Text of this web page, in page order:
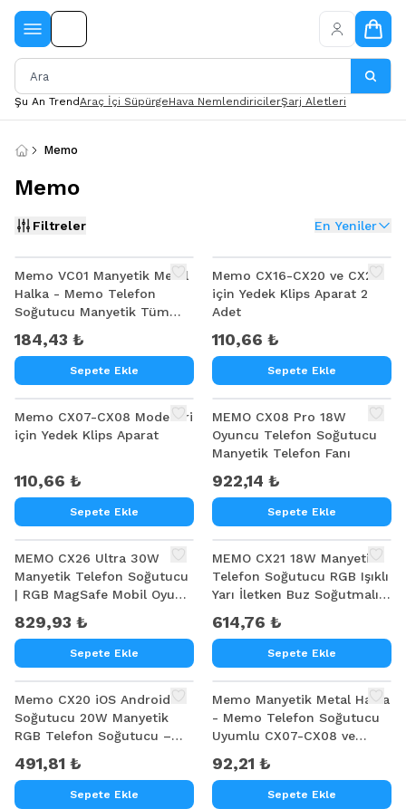
Şu An TrendAraç İçi SüpürgeHava NemlendiricilerŞarj Aletleri
Memo
Memo
Filtreler En Yeniler
Memo VC01 Manyetik Metal
Halka - Memo Telefon
Soğutucu Manyetik Tüm
184,43 ₺
Sepete Ekle
Memo CX16-CX20 ve CX21
için Yedek Klips Aparat 2
Adet
110,66 ₺
Sepete Ekle
Memo CX07-CX08 Modelleri
için Yedek Klips Aparat
110,66 ₺
Sepete Ekle
MEMO CX08 Pro 18W
Oyuncu Telefon Soğutucu
Manyetik Telefon Fanı
922,14 ₺
Sepete Ekle
MEMO CX26 Ultra 30W
Manyetik Telefon Soğutucu
| RGB MagSafe Mobil Oyun
Destekli
829,93 ₺
Sepete Ekle
MEMO CX21 18W Manyetik
Telefon Soğutucu RGB Işıklı
Yarı İletken Buz Soğutmalı
614,76 ₺
Sepete Ekle
Memo CX20 iOS Android
Soğutucu 20W Manyetik
RGB Telefon Soğutucu –
Fan Soğutma
491,81 ₺
Sepete Ekle
Memo Manyetik Metal Halka
- Memo Telefon Soğutucu
Uyumlu CX07-CX08 ve
92,21 ₺
Sepete Ekle